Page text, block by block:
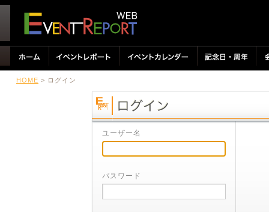
HOME > ログイン
ユーザー名
パスワード